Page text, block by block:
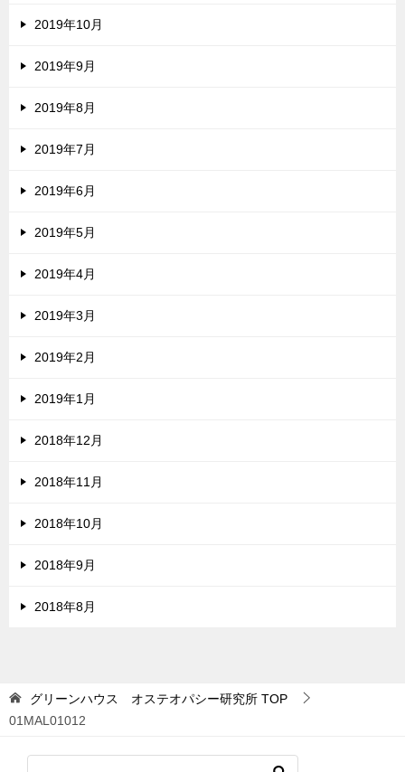
2019年10月
2019年9月
2019年8月
2019年7月
2019年6月
2019年5月
2019年4月
2019年3月
2019年2月
2019年1月
2018年12月
2018年11月
2018年10月
2018年9月
2018年8月
グリーンハウス オステオパシー研究所 TOP
01MAL01012